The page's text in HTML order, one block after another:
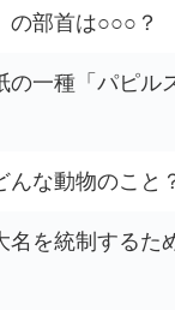
の部首は○○○？
の一種「パピル
な動物のこと
名を統制する